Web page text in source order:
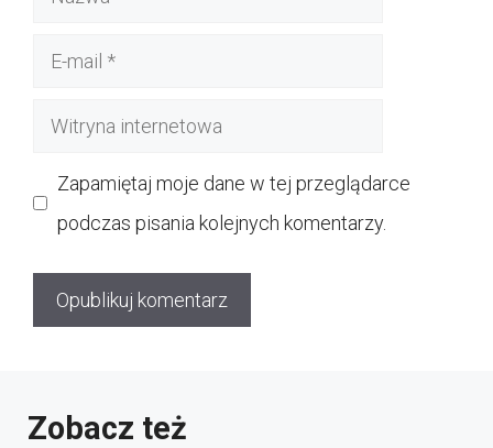
Witryna
Zapamiętaj moje dane w tej przeglądarce
podczas pisania kolejnych komentarzy.
Zobacz też